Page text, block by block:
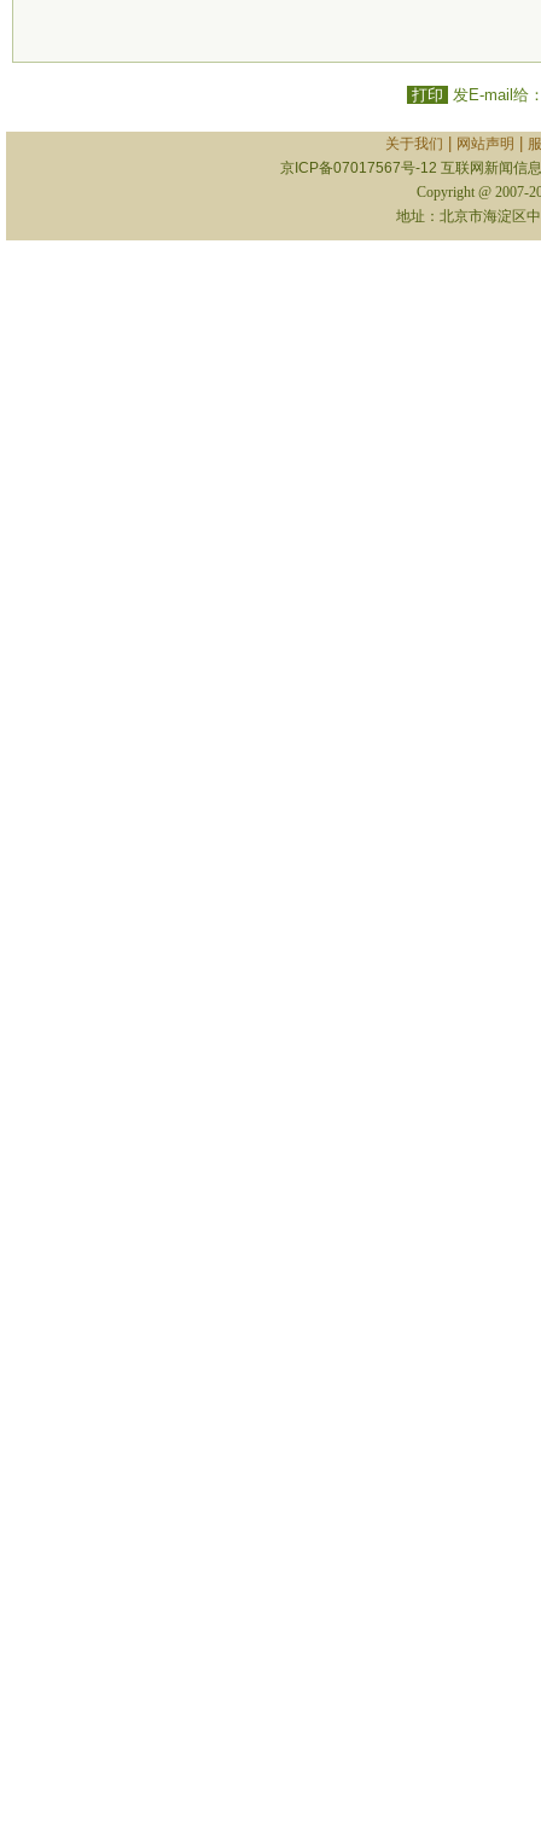
打印 发E-mail给
关于我们 网站声明
京ICP备07017567号-12 互联网新闻信
Copyright @ 2007-
地址：北京市海淀区